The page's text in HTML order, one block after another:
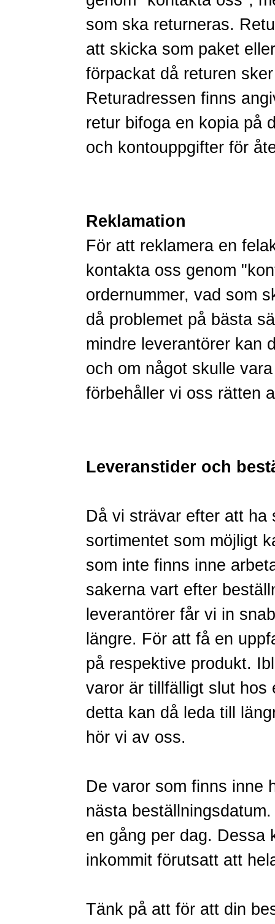
som ska returneras.
att skicka som paket
förpackat då returen
Returadressen finns
retur bifoga en kopia på
och kontouppgifter för
Reklamation
För att reklamera en
kontakta oss genom
ordernummer, vad som
då problemet på bästa
mindre leverantörer kan
och om något skulle
förbehåller vi oss rätten
Leveranstider och
Då vi strävar efter att ha
sortimentet som möjligt
som inte finns inne
sakerna vart efter
leverantörer får vi in
längre. För att få en
på respektive produkt.
varor är tillfälligt slut hos
detta kan då leda till
hör vi av oss.
De varor som finns inne
nästa
en gång per dag. Dessa
inkommit förutsatt att
Tänk på att för att din